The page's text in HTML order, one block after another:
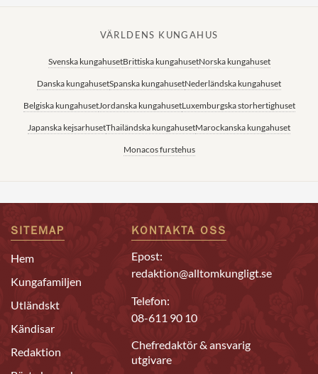
VÄRLDENS KUNGAHUS
Svenska kungahusetBrittiska kungahusetNorska kungahuset
Danska kungahusetSpanska kungahusetNederländska kungahuset
Belgiska kungahusetJordanska kungahusetLuxemburgska storhertighuset
Japanska kejsarhusetThailändska kungahusetMarockanska kungahuset
Monacos furstehus
SITEMAP
Hem
Kungafamiljen
Utländskt
Kändisar
Redaktion
KONTAKTA OSS
Epost:
redaktion@alltomkungligt.se
Telefon:
08-611 90 10
Chefredaktör & ansvarig
utgivare